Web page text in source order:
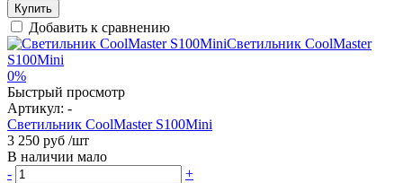
Купить
Добавить к сравнению
0%
Быстрый просмотр
Артикул: -
Светильник CoolMaster S100Mini
3 250 руб /шт
В наличии мало
-
+